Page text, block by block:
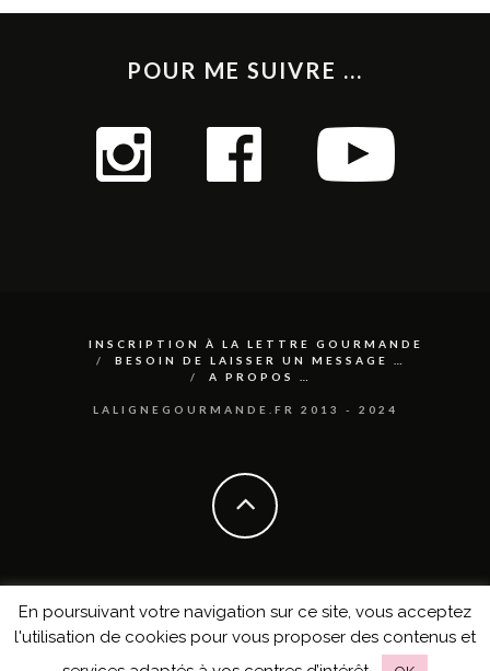
POUR ME SUIVRE ...
INSCRIPTION À LA LETTRE GOURMANDE
BESOIN DE LAISSER UN MESSAGE …
A PROPOS …
LALIGNEGOURMANDE.FR 2013 - 2024
En poursuivant votre navigation sur ce site, vous acceptez
l'utilisation de cookies pour vous proposer des contenus et